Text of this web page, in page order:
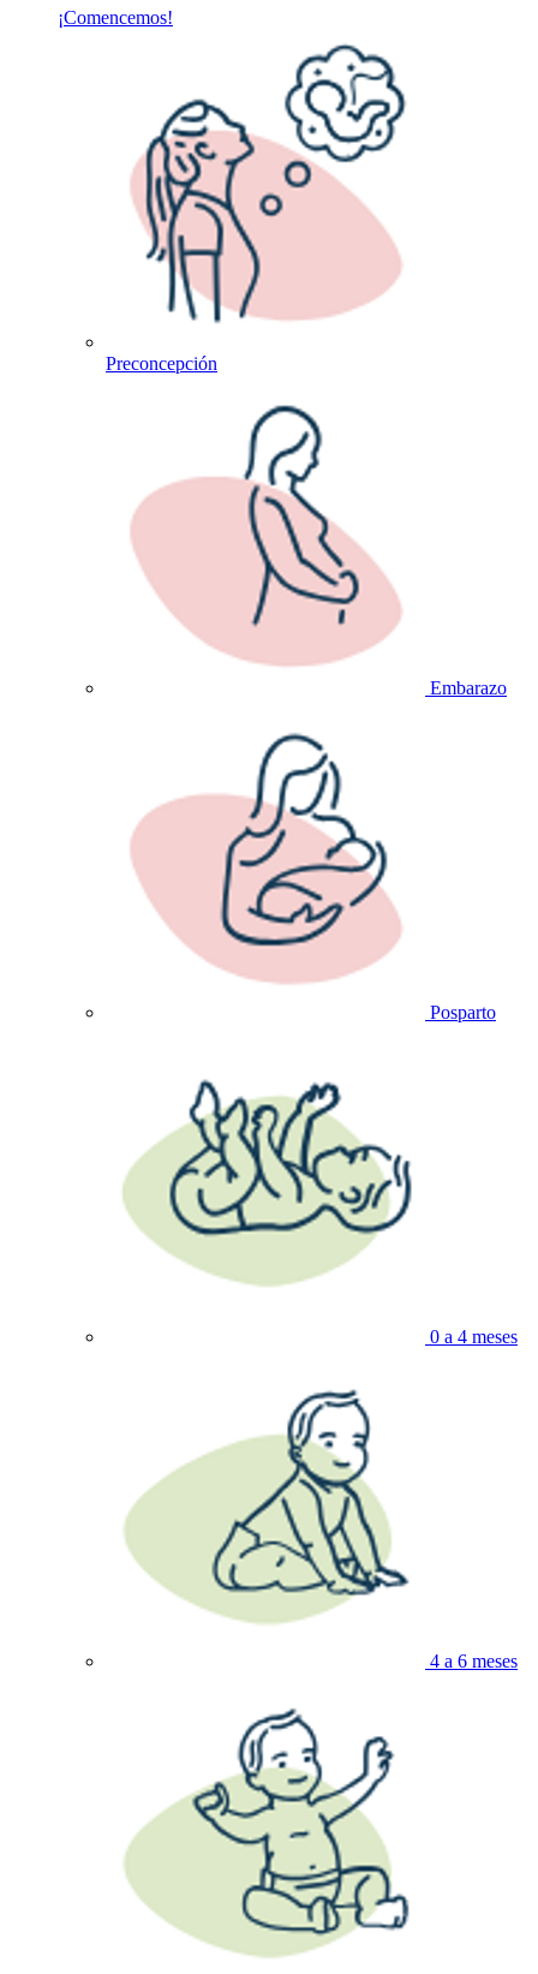
¡Comencemos!
Preconcepción
Embarazo
Posparto
0 a 4 meses
4 a 6 meses